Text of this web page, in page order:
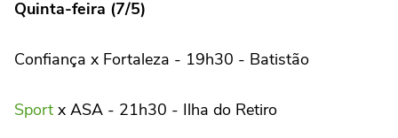
Quinta-feira (7/5)
Confiança x Fortaleza - 19h30 - Batistão
Sport x ASA - 21h30 - Ilha do Retiro